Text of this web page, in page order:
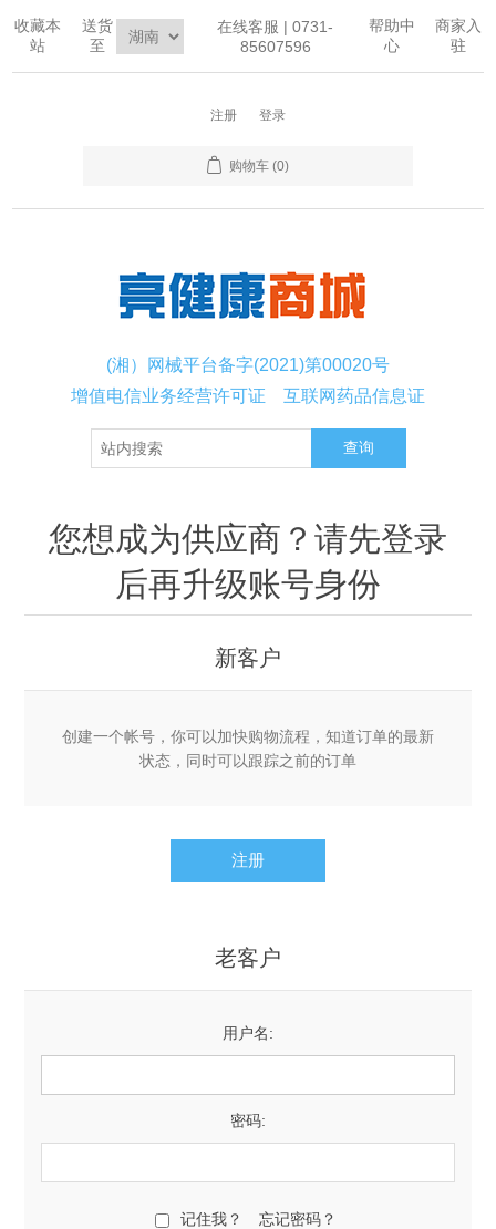
收藏本
站
送货
至
在线客服 | 0731-
85607596
帮助中
心
商家入
驻
注册 登录
购物车 (0)
(湘）网械平台备字(2021)第00020号
增值电信业务经营许可证
互联网药品信息证
您想成为供应商？请先登录
后再升级账号身份
新客户
创建一个帐号，你可以加快购物流程，知道订单的最新
状态，同时可以跟踪之前的订单
老客户
用户名:
密码:
记住我？ 忘记密码？